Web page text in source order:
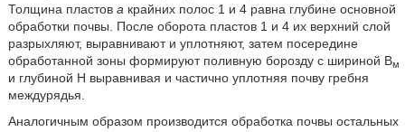
Толщина пластов а крайних полос 1 и 4 равна глубине основной
обработки почвы. После оборота пластов 1 и 4 их верхний слой
разрыхляют, выравнивают и уплотняют, затем посередине
обработанной зоны формируют поливную борозду с шириной Вм
и глубиной Н выравнивая и частично уплотняя почву гребня
междурядья.
Аналогичным образом производится обработка почвы остальных